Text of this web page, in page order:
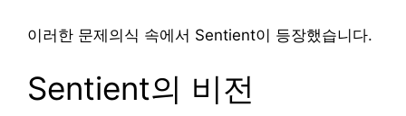
이러한 문제의식 속에서 Sentient이 등장했습니다.
Sentient의 비전